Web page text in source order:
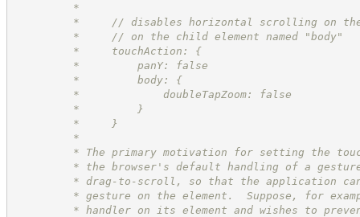
*
*     // disables horizontal scrolling on the
*     // on the child element named "body"
*     touchAction: {
*         panY: false
*         body: {
*             doubleTapZoom: false
*         }
*     }
*
* The primary motivation for setting the touch-
* the browser's default handling of a gesture
* drag-to-scroll, so that the application can
* gesture on the element.  Suppose, for example,
* handler on its element and wishes to